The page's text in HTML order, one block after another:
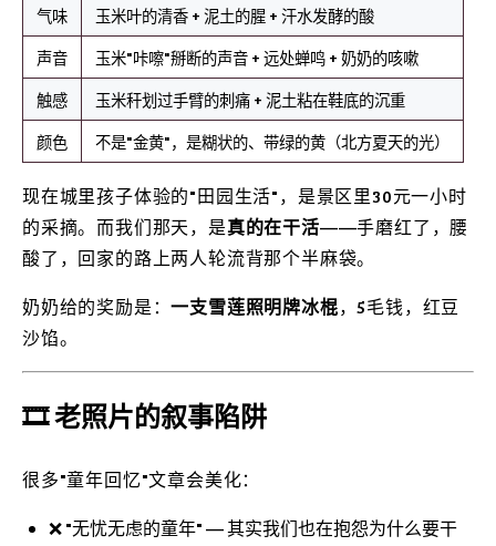
气味
玉米叶的清香 + 泥土的腥 + 汗水发酵的酸
声音
玉米"咔嚓"掰断的声音 + 远处蝉鸣 + 奶奶的咳嗽
触感
玉米秆划过手臂的刺痛 + 泥土粘在鞋底的沉重
颜色
不是"金黄"，是糊状的、带绿的黄（北方夏天的光）
现在城里孩子体验的"田园生活"，是景区里30元一小时
的采摘。而我们那天，是真的在干活——手磨红了，腰
酸了，回家的路上两人轮流背那个半麻袋。
奶奶给的奖励是：一支雪莲照明牌冰棍，5毛钱，红豆
沙馅。
🎞️ 老照片的叙事陷阱
很多"童年回忆"文章会美化：
❌ "无忧无虑的童年" — 其实我们也在抱怨为什么要干